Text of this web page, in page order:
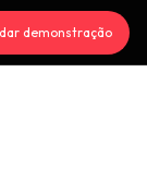
demonstração